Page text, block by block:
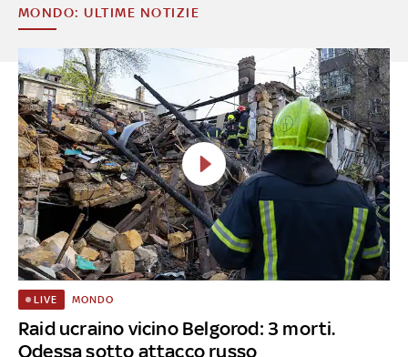
MONDO: ULTIME NOTIZIE
Raid ucraino vicino Belgorod: 3 morti.
Odessa sotto attacco russo
LIVE MONDO